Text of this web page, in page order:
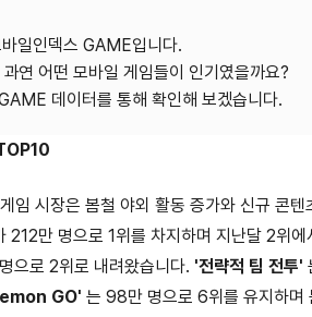
일인덱스 GAME입니다.
연 어떤 모바일 게임들이 인기였을까요?
시장은 봄철 야외 활동 증가와 신규 콘
212만 명으로 1위를 차지하며 지난달 2위
으로 2위로 내려왔습니다. '전략적 팀 전투'
GO' 는 98만 명으로 6위를 유지하며